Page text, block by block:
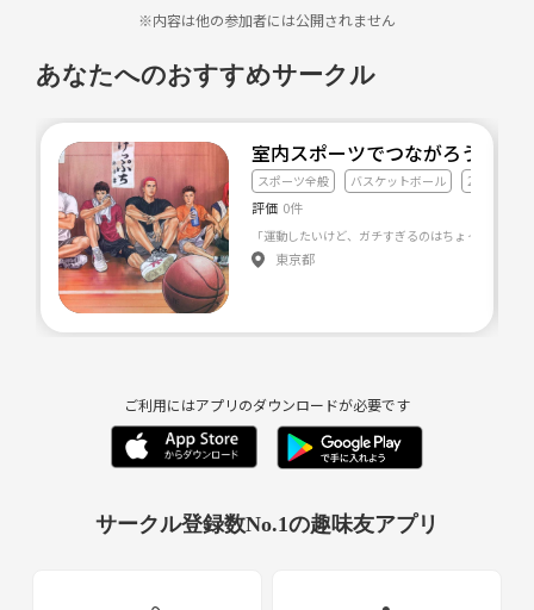
※内容は他の参加者には公開されません
あなたへのおすすめサークル
室内スポーツでつながろう⛹️‍♂️
スポーツ全般 バスケットボール 20代友達づ
評価 0件
東京都
ご利用にはアプリのダウンロードが必要です
サークル登録数No.1の趣味友アプリ